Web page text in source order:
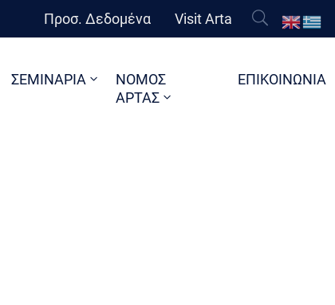
Προσ. Δεδομένα Visit Arta
ΣΕΜΙΝΑΡΙΑ
ΝΟΜΟΣ
ΑΡΤΑΣ
ΕΠΙΚΟΙΝΩΝΙΑ